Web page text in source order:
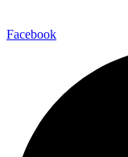
Facebook